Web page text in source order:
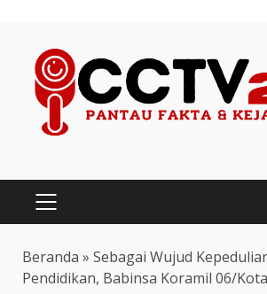
content
PRIMARY
MENU
Beranda » Sebagai Wujud
Pendidikan, Babinsa Koramil 06/